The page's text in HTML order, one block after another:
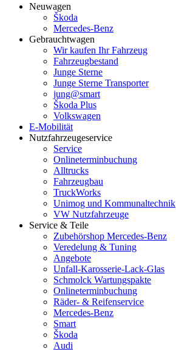
Neuwagen
Škoda
Mercedes-Benz
Gebrauchtwagen
Wir kaufen Ihr Fahrzeug
Fahrzeugbestand
Junge Sterne
Junge Sterne Transporter
jung@smart
Škoda Plus
Volkswagen
E-Mobilität
Nutzfahrzeugeservice
Service
Onlineterminbuchung
Alltrucks
Fahrzeugbau
TruckWorks
Unimog und Kommunaltechnik
VW Nutzfahrzeuge
Service & Teile
Zubehörshop Mercedes-Benz
Veredelung & Tuning
Angebote
Unfall-Karosserie-Lack-Glas
Schmolck Wartungspakte
Onlineterminbuchung
Räder- & Reifenservice
Mercedes-Benz
Smart
Škoda
Audi